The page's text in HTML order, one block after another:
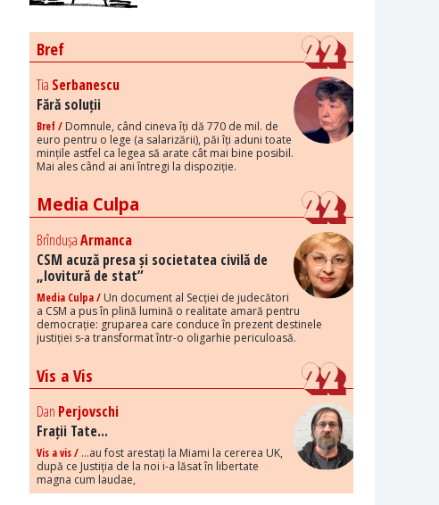
Bref
Tia Serbanescu
Fără soluții
Bref / Domnule, când cineva îți dă 770 de mil. de
euro pentru o lege (a salarizării), păi îți aduni toate
mințile astfel ca legea să arate cât mai bine posibil.
Mai ales când ai ani întregi la dispoziție.
Media Culpa
BrîndușaArmanca
CSM acuză presa și societatea civilă de
„lovitură de stat”
Media Culpa / Un document al Secției de judecători
a CSM a pus în plină lumină o realitate amară pentru
democrație: gruparea care conduce în prezent destinele
justiției s-a transformat într-o oligarhie periculoasă.
Vis a Vis
Dan Perjovschi
Frații Tate...
Vis a vis / ...au fost arestați la Miami la cererea UK,
după ce Justiția de la noi i-a lăsat în libertate
magna cum laudae,